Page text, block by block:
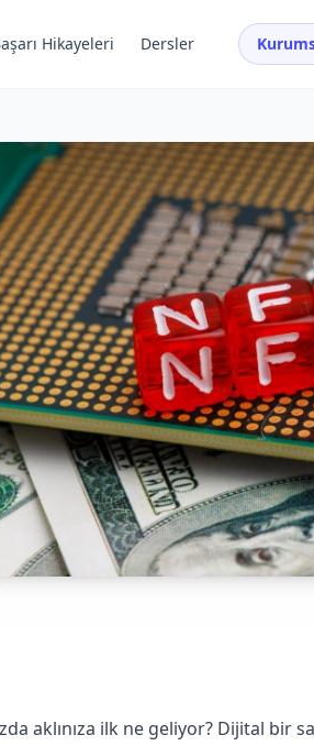
Hikayeleri Dersler
aklınıza ilk ne geliyor? Dijital bir